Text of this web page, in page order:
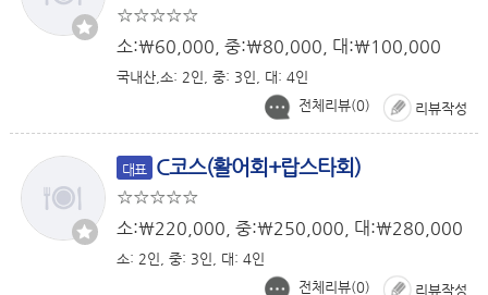
소:￦60,000, 중:￦80,000, 대:￦100,000
국내산,소: 2인, 중: 3인, 대: 4인
리뷰작성
전체리뷰(0)
대표 C코스(활어회+랍스타회)
소:￦220,000, 중:￦250,000, 대:￦280,000
소: 2인, 중: 3인, 대: 4인
리뷰작성
전체리뷰(0)